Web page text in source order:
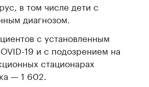
в том числе дети с
диагнозом.
с установленным
19 и с подозрением на
стационарах
— 1 602.